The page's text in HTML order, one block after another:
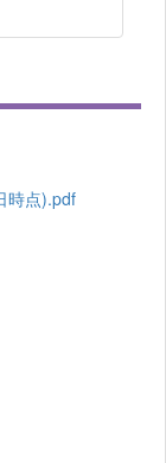
時点).pdf